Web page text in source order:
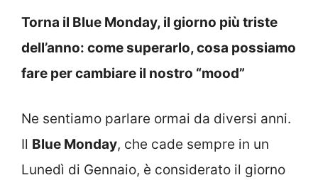
Torna il Blue Monday, il giorno più triste
dell’anno: come superarlo, cosa possiamo
fare per cambiare il nostro “mood”
Ne sentiamo parlare ormai da diversi anni.
Il Blue Monday, che cade sempre in un
Lunedì di Gennaio, è considerato il giorno